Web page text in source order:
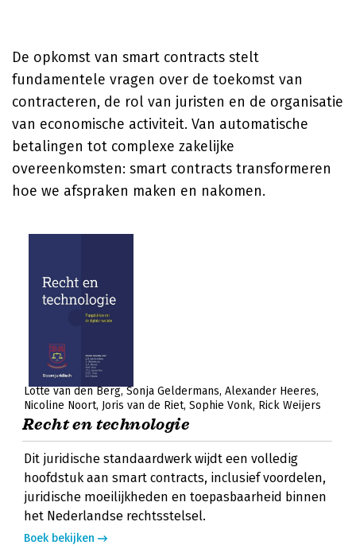
De opkomst van smart contracts stelt
fundamentele vragen over de toekomst van
contracteren, de rol van juristen en de organisatie
van economische activiteit. Van automatische
betalingen tot complexe zakelijke
overeenkomsten: smart contracts transformeren
hoe we afspraken maken en nakomen.
Lotte van den Berg Sonja Geldermans Alexander Heeres
Nicoline Noort Joris van de Riet Sophie Vonk Rick Weijers
Recht en technologie
Dit juridische standaardwerk wijdt een volledig
hoofdstuk aan smart contracts, inclusief voordelen,
juridische moeilijkheden en toepasbaarheid binnen
het Nederlandse rechtsstelsel.
Boek bekijken